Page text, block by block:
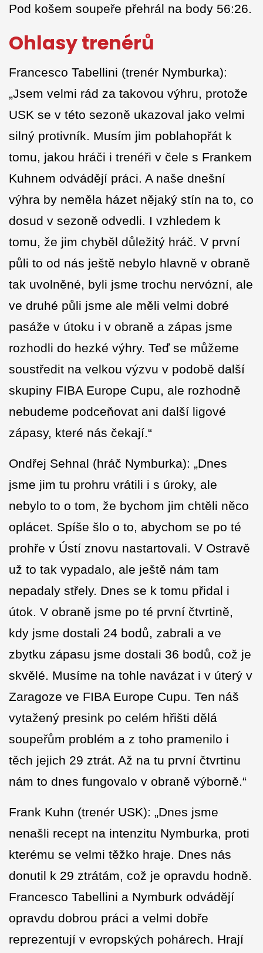
Pod košem soupeře přehrál na body 56:26.
Ohlasy trenérů
Francesco Tabellini (trenér Nymburka):
„Jsem velmi rád za takovou výhru, protože
USK se v této sezoně ukazoval jako velmi
silný protivník. Musím jim poblahopřát k
tomu, jakou hráči i trenéři v čele s Frankem
Kuhnem odvádějí práci. A naše dnešní
výhra by neměla házet nějaký stín na to, co
dosud v sezoně odvedli. I vzhledem k
tomu, že jim chyběl důležitý hráč. V první
půli to od nás ještě nebylo hlavně v obraně
tak uvolněné, byli jsme trochu nervózní, ale
ve druhé půli jsme ale měli velmi dobré
pasáže v útoku i v obraně a zápas jsme
rozhodli do hezké výhry. Teď se můžeme
soustředit na velkou výzvu v podobě další
skupiny FIBA Europe Cupu, ale rozhodně
nebudeme podceňovat ani další ligové
zápasy, které nás čekají.“
Ondřej Sehnal (hráč Nymburka): „Dnes
jsme jim tu prohru vrátili i s úroky, ale
nebylo to o tom, že bychom jim chtěli něco
oplácet. Spíše šlo o to, abychom se po té
prohře v Ústí znovu nastartovali. V Ostravě
už to tak vypadalo, ale ještě nám tam
nepadaly střely. Dnes se k tomu přidal i
útok. V obraně jsme po té první čtvrtině,
kdy jsme dostali 24 bodů, zabrali a ve
zbytku zápasu jsme dostali 36 bodů, což je
skvělé. Musíme na tohle navázat i v úterý v
Zaragoze ve FIBA Europe Cupu. Ten náš
vytažený presink po celém hřišti dělá
soupeřům problém a z toho pramenilo i
těch jejich 29 ztrát. Až na tu první čtvrtinu
nám to dnes fungovalo v obraně výborně.“
Frank Kuhn (trenér USK): „Dnes jsme
nenašli recept na intenzitu Nymburka, proti
kterému se velmi těžko hraje. Dnes nás
donutil k 29 ztrátám, což je opravdu hodně.
Francesco Tabellini a Nymburk odvádějí
opravdu dobrou práci a velmi dobře
reprezentují v evropských pohárech. Hrají